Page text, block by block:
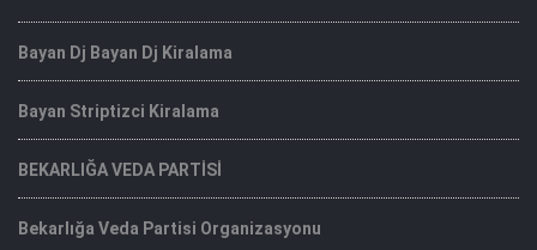
Bayan Dj Bayan Dj Kiralama
Bayan Striptizci Kiralama
BEKARLIĞA VEDA PARTİSİ
Bekarlığa Veda Partisi Organizasyonu